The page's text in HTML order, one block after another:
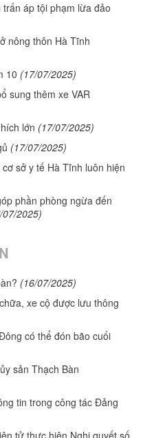
áp tội phạm lừa đảo
nông thôn Hà Tĩnh
10 (17/07/2025)
sung thêm xe VAR
lớn (17/07/2025)
(17/07/2025)
sở y tế Hà Tĩnh luôn hiện
phần phòng ngừa đến
07/2025)
(16/07/2025)
xe cộ được lưu thông
có thể đón bão cuối
sản Thạch Bàn
tin trong công tác Đảng